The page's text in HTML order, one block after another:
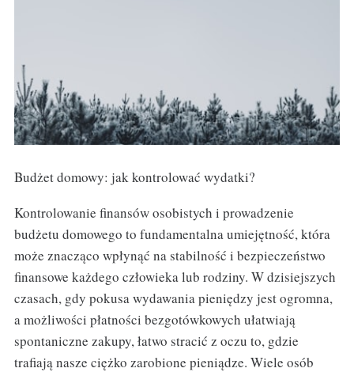
Budżet domowy: jak kontrolować wydatki?
Kontrolowanie finansów osobistych i prowadzenie
budżetu domowego to fundamentalna umiejętność, która
może znacząco wpłynąć na stabilność i bezpieczeństwo
finansowe każdego człowieka lub rodziny. W dzisiejszych
czasach, gdy pokusa wydawania pieniędzy jest ogromna,
a możliwości płatności bezgotówkowych ułatwiają
spontaniczne zakupy, łatwo stracić z oczu to, gdzie
trafiają nasze ciężko zarobione pieniądze. Wiele osób